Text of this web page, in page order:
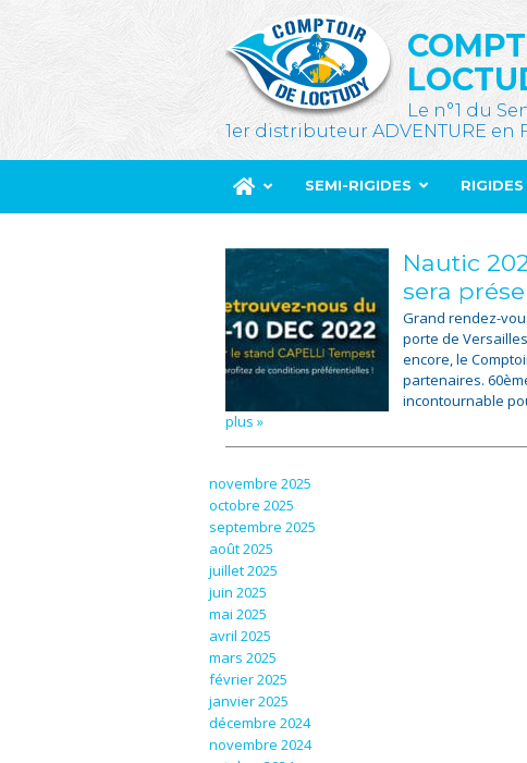
Le n°1 du
1er distributeur ADVENTURE en
SEMI-RIGIDES RIGIDES
Nautic
sera
Grand rendez-
porte de
encore, le
partenaires.
incontournable
plus »
novembre 2025
octobre 2025
septembre 2025
août 2025
juillet 2025
juin 2025
mai 2025
avril 2025
mars 2025
février 2025
janvier 2025
décembre 2024
novembre 2024